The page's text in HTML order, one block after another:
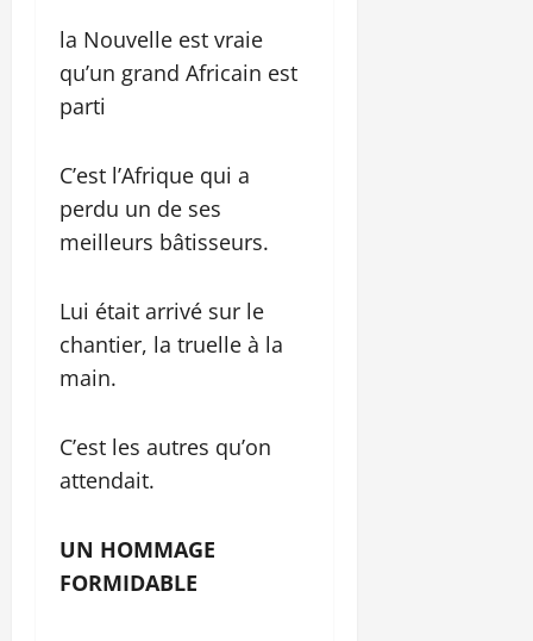
la Nouvelle est vraie
qu’un grand Africain est
parti
C’est l’Afrique qui a
perdu un de ses
meilleurs bâtisseurs.
Lui était arrivé sur le
chantier, la truelle à la
main.
C’est les autres qu’on
attendait.
UN HOMMAGE
FORMIDABLE